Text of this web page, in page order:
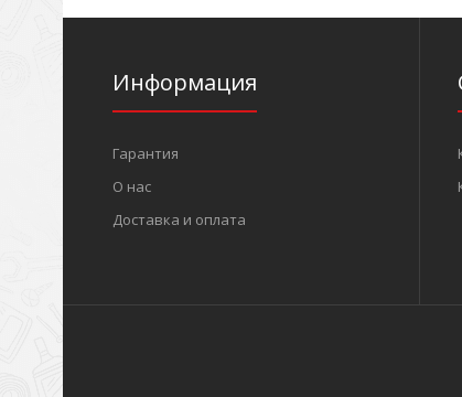
Информация
Гарантия
О нас
Доставка и оплата